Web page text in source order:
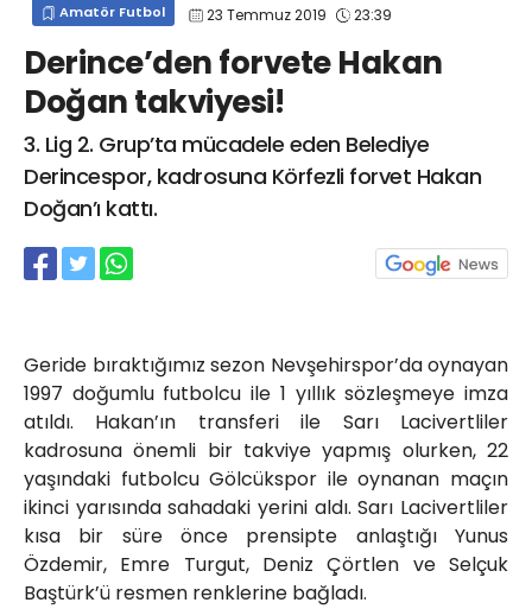
Amatör Futbol 23 Temmuz 2019 23:39
Derince’den forvete Hakan
Doğan takviyesi!
3. Lig 2. Grup’ta mücadele eden Belediye
Derincespor, kadrosuna Körfezli forvet Hakan
Doğan’ı kattı.
Geride bıraktığımız sezon Nevşehirspor’da oynayan
1997 doğumlu futbolcu ile 1 yıllık sözleşmeye imza
atıldı. Hakan’ın transferi ile Sarı Lacivertliler
kadrosuna önemli bir takviye yapmış olurken, 22
yaşındaki futbolcu Gölcükspor ile oynanan maçın
ikinci yarısında sahadaki yerini aldı. Sarı Lacivertliler
kısa bir süre önce prensipte anlaştığı Yunus
Özdemir, Emre Turgut, Deniz Çörtlen ve Selçuk
Baştürk’ü resmen renklerine bağladı.
info@spor41.com